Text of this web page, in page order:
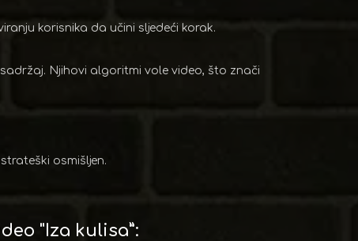
korisnika da učini sljedeći korak.
Njihovi algoritmi vole video, što znači
osmišljen.
"Iza kulisa”: